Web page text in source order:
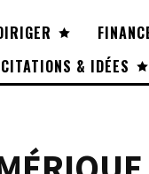
CITATIONS & IDÉES